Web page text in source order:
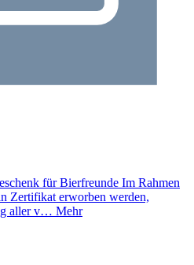
für Bierfreunde Im Rahmen
Zertifikat erworben werden,
aller v… Mehr